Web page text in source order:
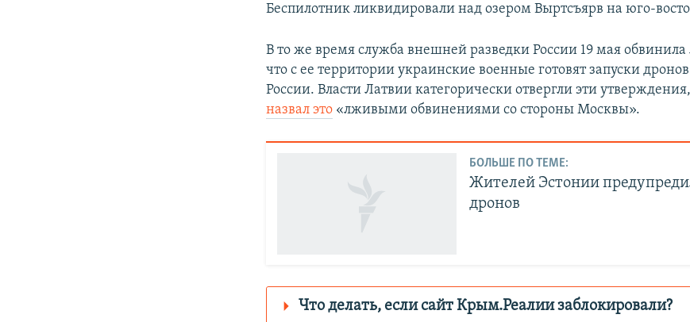
Беспилотник ликвидировали над озером Выртсъярв на юго-
В то же время служба внешней разведки России 19 мая
что с ее территории украинские военные готовят запуски
России. Власти Латвии категорически отвергли эти
назвал это «лживыми обвинениями со стороны Москвы».
БОЛЬШЕ ПО ТЕМЕ:
Жителей Эстонии
дронов
Что делать, если сайт Крым.Реалии заблокировали?